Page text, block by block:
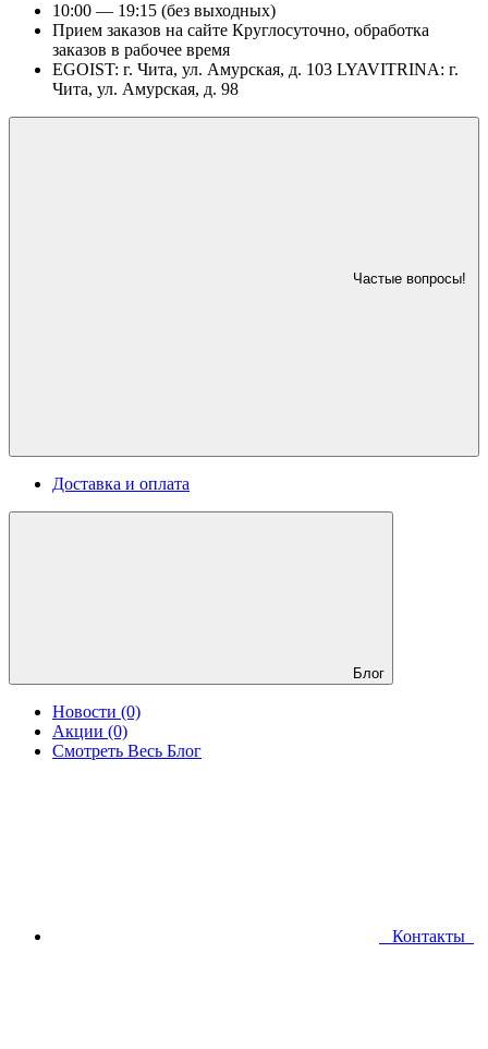
10:00 — 19:15 (без выходных)
Прием заказов на сайте Круглосуточно, обработка
заказов в рабочее время
EGOIST: г. Чита, ул. Амурская, д. 103 LYAVITRINA: г.
Чита, ул. Амурская, д. 98
Частые вопросы!
Доставка и оплата
Блог
Новости (0)
Акции (0)
Смотреть Весь Блог
Контакты